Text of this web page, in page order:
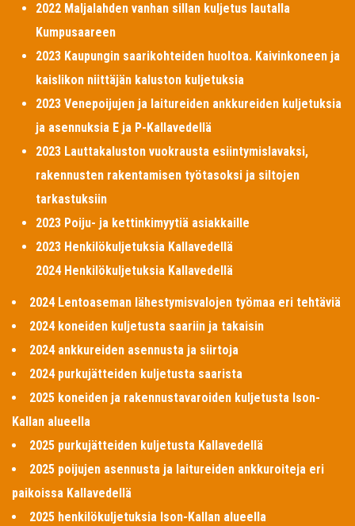
2022 Maljalahden vanhan sillan kuljetus lautalla
Kumpusaareen
2023 Kaupungin saarikohteiden huoltoa. Kaivinkoneen ja
kaislikon niittäjän kaluston kuljetuksia
2023 Venepoijujen ja laitureiden ankkureiden kuljetuksia
ja asennuksia E ja P-Kallavedellä
2023 Lauttakaluston vuokrausta esiintymislavaksi,
rakennusten rakentamisen työtasoksi ja siltojen
tarkastuksiin
2023 Poiju- ja kettinkimyytiä asiakkaille
2023 Henkilökuljetuksia Kallavedellä
2024 Henkilökuljetuksia Kallavedellä
2024 Lentoaseman lähestymisvalojen työmaa eri tehtäviä
2024 koneiden kuljetusta saariin ja takaisin
2024 ankkureiden asennusta ja siirtoja
2024 purkujätteiden kuljetusta saarista
2025 koneiden ja rakennustavaroiden kuljetusta Ison-
Kallan alueella
2025 purkujätteiden kuljetusta Kallavedellä
2025 poijujen asennusta ja laitureiden ankkuroiteja eri
paikoissa Kallavedellä
2025 henkilökuljetuksia Ison-Kallan alueella